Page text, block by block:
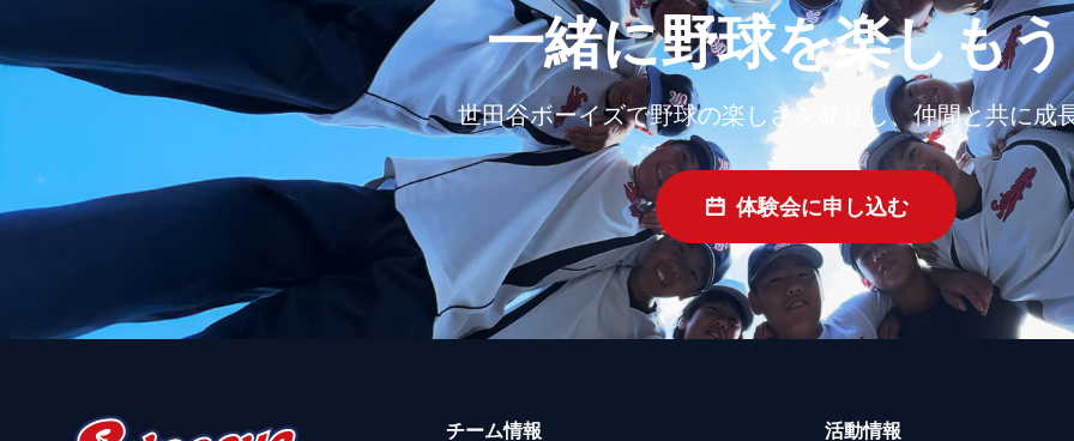
一緒に野球を楽しも
世田谷ボーイズで野球の楽しさを発見し、仲間と共に成
体験会に申し込む
チーム情報 活動情報